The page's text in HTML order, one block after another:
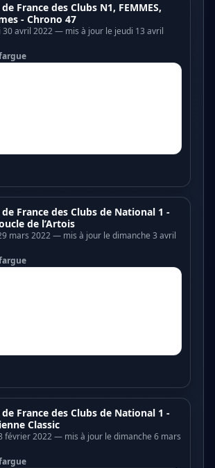
France des Clubs N1, FEMMES,
- Chrono 47
30 avril 2022 — mis à jour le jeudi 13 avril
France des Clubs de National 1 -
de l’Artois
mars 2022 — mis à jour le dimanche 3 avril
France des Clubs de National 1 -
Classic
février 2022 — mis à jour le dimanche 6 mars